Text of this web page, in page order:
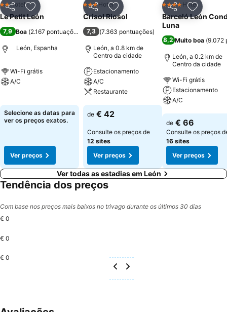
PartilharAdicionar aos favoritos
2 Estrelas
Hotel
Le Petit León
7,9 Boa (2.167 pontuações
León, Espanha
Wi-Fi grátis
A/C
Selecione as datas para
ver os preços exatos.
Ver preços
PartilharAdicionar aos favoritos
3 Estrelas
Hotel
Crisol Riosol
7,3 (7.363 pontuações)
León, a 0.8 km de
Centro da cidade
Estacionamento
A/C
Restaurante
Ver preços
de € 42
Consulte os preços de
12 sites
Ver preços
Partilhar
4 EstrelasHotel
Barceló León
Luna
8,2 Muito boa (9.072
León, a 0.2 km de
Centro da cidade
Wi-Fi grátis
Estacionamento
A/C
Ver preços
de € 66
Consulte os preços
16 sites
Ver preços
Ver todas as estadias em León
Tendência dos preços
Com base nos preços mais baixos no trivago durante os últimos 30 dias
€ 0
€ 0
€ 0